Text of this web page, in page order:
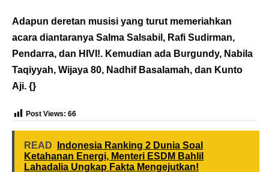
Adapun deretan musisi yang turut memeriahkan
acara diantaranya Salma Salsabil, Rafi Sudirman,
Pendarra, dan HIVI!. Kemudian ada Burgundy, Nabila
Taqiyyah, Wijaya 80, Nadhif Basalamah, dan Kunto
Aji. {}
Post Views: 66
READ
Indonesia Ranking 2 Dunia Soal
Ketahanan Energi, Menteri ESDM Bahlil
Lahadalia Ungkap Fakta Mengejutkan!